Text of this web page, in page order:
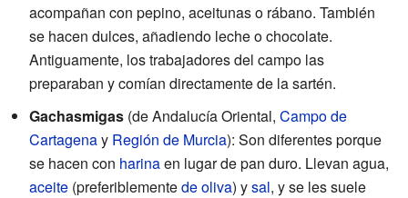
acompañan con pepino, aceitunas o rábano. También
se hacen dulces, añadiendo leche o chocolate.
Antiguamente, los trabajadores del campo las
preparaban y comían directamente de la sartén.
Gachasmigas (de Andalucía Oriental, Campo de
Cartagenay Región de Murcia): Son diferentes porque
se hacen con harinaen lugar de pan duro. Llevan agua,
aceite (preferiblementede oliva) ysal, y se les suele